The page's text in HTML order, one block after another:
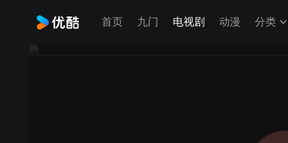
首页 九门 电视剧 动漫 分类